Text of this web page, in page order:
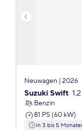
Neuwagen | 2026
Suzuki Swift
Benzin
81 PS (60 kW)
in 3 bis 5